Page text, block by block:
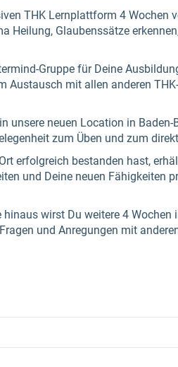
THK Lernplattform 4 Wochen
Heilung, Glaubenssätze
Gruppe für Deine
mit allen anderen
unsere neuen Location in Baden-
zum Üben und zum
erfolgreich bestanden hast,
und Deine neuen Fähigkeiten
hinaus wirst Du weitere 4
und Anregungen mit